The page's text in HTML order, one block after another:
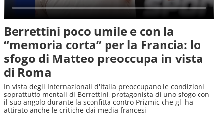
Berrettini poco umile e con la
“memoria corta” per la Francia: lo
sfogo di Matteo preoccupa in vista
di Roma
In vista degli Internazionali d'Italia preoccupano le condizioni
soprattutto mentali di Berrettini, protagonista di uno sfogo con
il suo angolo durante la sconfitta contro Prizmic che gli ha
attirato anche le critiche dai media francesi